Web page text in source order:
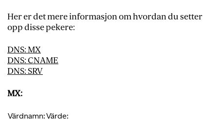
Her er det mere informasjon om hvordan du setter
opp disse pekere:
DNS: MX
DNS: CNAME
DNS: SRV
MX:
Värdnamn:Värde: